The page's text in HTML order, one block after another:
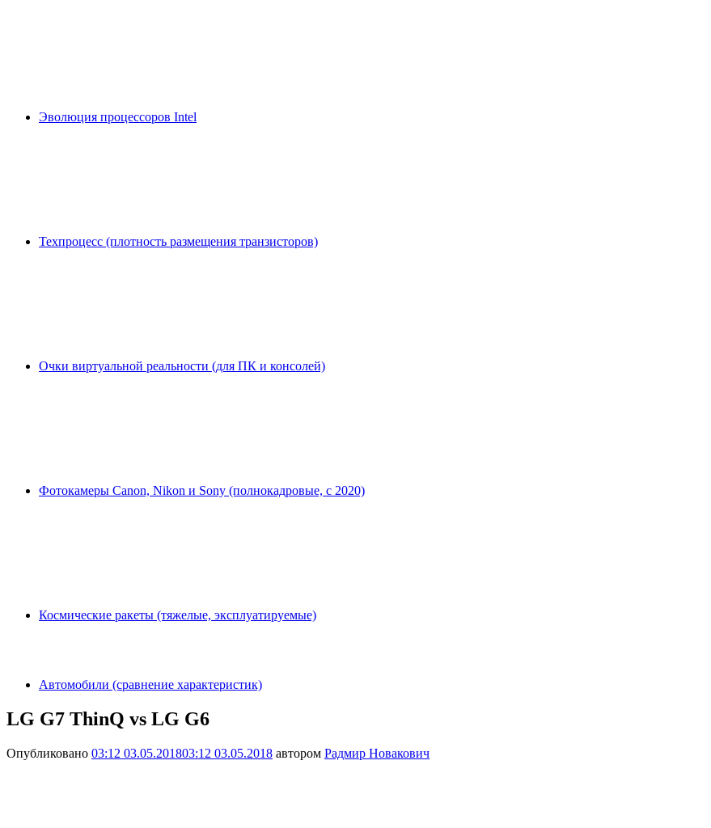
Эволюция процессоров Intel
Техпроцесс (плотность размещения транзисторов)
Очки виртуальной реальности (для ПК и консолей)
Фотокамеры Canon, Nikon и Sony (полнокадровые, с 2020)
Космические ракеты (тяжелые, эксплуатируемые)
Автомобили (сравнение характеристик)
LG G7 ThinQ vs LG G6
Опубликовано 03:12 03.05.201803:12 03.05.2018 автором Радмир Новакович